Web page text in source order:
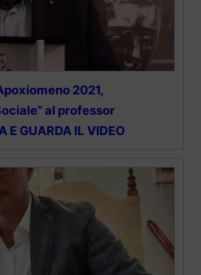
2021,
al professor
GUARDA IL VIDEO